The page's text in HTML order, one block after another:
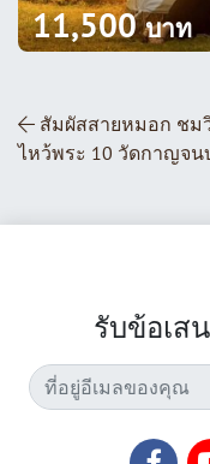
11,500บาท
ส่วนนำทางโพ
สัมผัสสายหมอก ชม
ไหว้พระ 10 วัดกาญจ
รับข้อเส